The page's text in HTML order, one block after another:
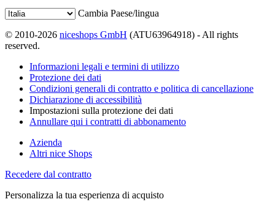
Cambia Paese/lingua
© 2010-2026 niceshops GmbH (ATU63964918) - All rights
reserved.
Informazioni legali e termini di utilizzo
Protezione dei dati
Condizioni generali di contratto e politica di cancellazione
Dichiarazione di accessibilità
Impostazioni sulla protezione dei dati
Annullare qui i contratti di abbonamento
Azienda
Altri nice Shops
Recedere dal contratto
Personalizza la tua esperienza di acquisto